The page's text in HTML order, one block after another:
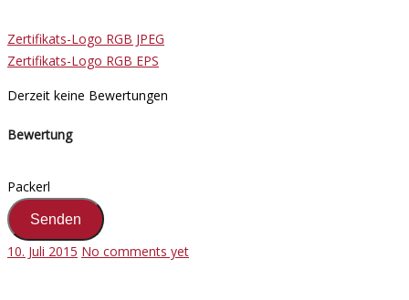
Zertifikats-Logo RGB JPEG
Zertifikats-Logo RGB EPS
Derzeit keine Bewertungen
Bewertung
Packerl
10. Juli 2015 No comments yet